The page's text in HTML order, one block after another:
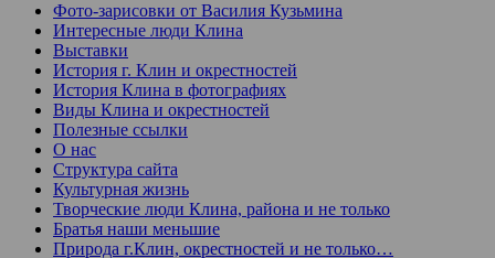
Фото-зарисовки от Василия Кузьмина
Интересные люди Клина
Выставки
История г. Клин и окрестностей
История Клина в фотографиях
Виды Клина и окрестностей
Полезные ссылки
О нас
Структура сайта
Культурная жизнь
Творческие люди Клина, района и не только
Братья наши меньшие
Природа г.Клин, окрестностей и не только…